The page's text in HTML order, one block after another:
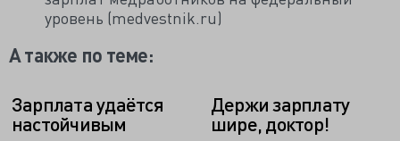
уровень (medvestnik.ru)
А также по теме:
Зарплата удаётся
настойчивым
Держи зарплату
шире, доктор!